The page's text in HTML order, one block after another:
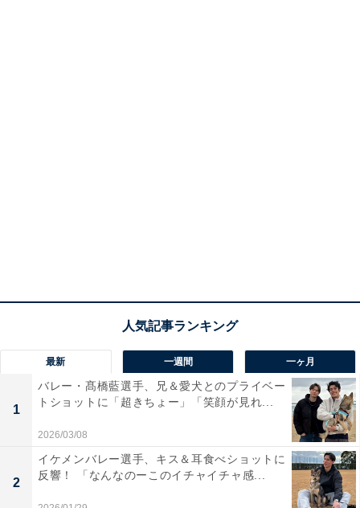
最新 一週間 一ヶ月
1
バレー・髙橋藍選手、兄＆愛犬とのプライベー
トショットに「超きちょー」「笑顔が見れ...
2026/03/08
2
イケメンバレー選手、キス＆耳食べショットに
反響！ 「なんなのーこのイチャイチャ感...